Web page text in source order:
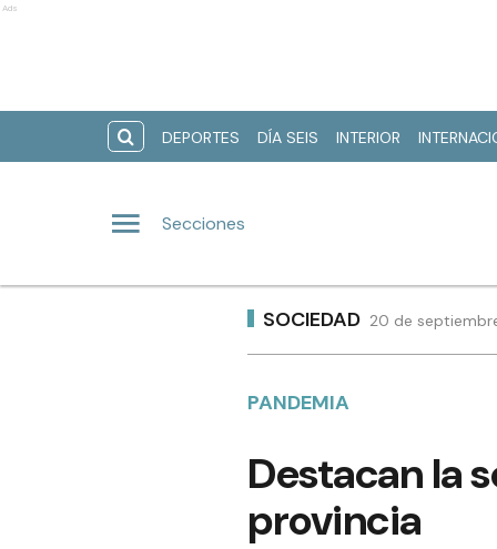
Ads
DEPORTES DÍA SEIS INTERIOR
Secciones
SOCIEDAD 20 de
PANDEMIA
Destacan la
provincia